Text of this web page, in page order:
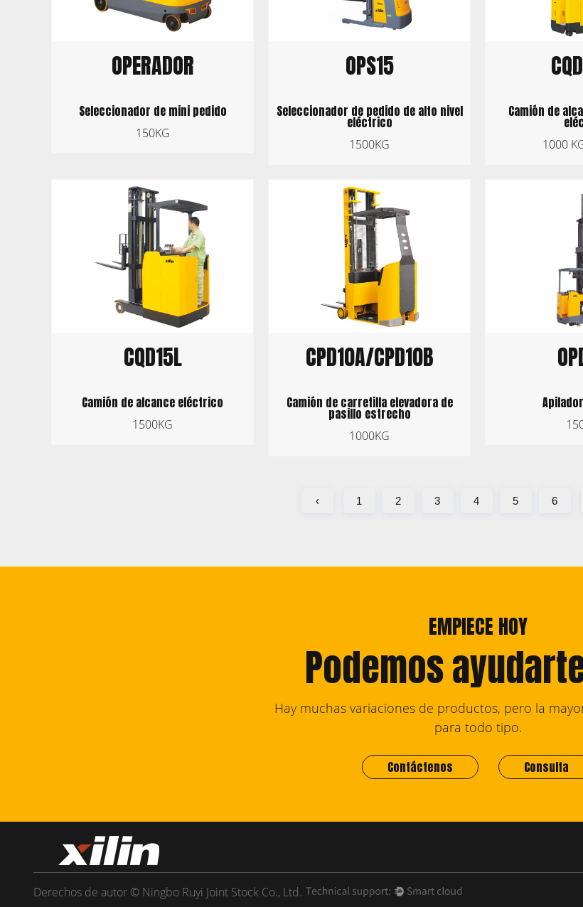
OPERADOR
Seleccionador de mini pedido
150KG
OPS15
Seleccionador de pedido de alto nivel
eléctrico
1500KG
Camión de
1000
CQD15L
Camión de alcance eléctrico
1500KG
CPD10A/CPD10B
Camión de carretilla elevadora de
pasillo estrecho
1000KG
‹ 1 2 3 4 5 6
EMPIECE HOY
Podemos
Hay muchas variaciones de productos, pero la
para todo tipo.
Contáctenos Consulta
Derechos de autor © Ningbo Ruyi Joint Stock Co., Ltd.